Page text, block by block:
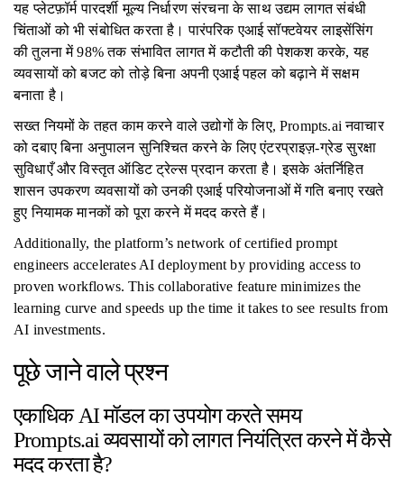
यह प्लेटफ़ॉर्म पारदर्शी मूल्य निर्धारण संरचना के साथ उद्यम लागत संबंधी
चिंताओं को भी संबोधित करता है। पारंपरिक एआई सॉफ्टवेयर लाइसेंसिंग
की तुलना में 98% तक संभावित लागत में कटौती की पेशकश करके, यह
व्यवसायों को बजट को तोड़े बिना अपनी एआई पहल को बढ़ाने में सक्षम
बनाता है।
सख्त नियमों के तहत काम करने वाले उद्योगों के लिए, Prompts.ai नवाचार
को दबाए बिना अनुपालन सुनिश्चित करने के लिए एंटरप्राइज़-ग्रेड सुरक्षा
सुविधाएँ और विस्तृत ऑडिट ट्रेल्स प्रदान करता है। इसके अंतर्निहित
शासन उपकरण व्यवसायों को उनकी एआई परियोजनाओं में गति बनाए रखते
हुए नियामक मानकों को पूरा करने में मदद करते हैं।
Additionally, the platform’s network of certified prompt
engineers accelerates AI deployment by providing access to
proven workflows. This collaborative feature minimizes the
learning curve and speeds up the time it takes to see results from
AI investments.
पूछे जाने वाले प्रश्न
एकाधिक AI मॉडल का उपयोग करते समय
Prompts.ai व्यवसायों को लागत नियंत्रित करने में कैसे
मदद करता है?